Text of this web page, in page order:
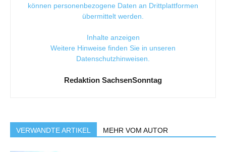
können personenbezogene Daten an Drittplattformen
übermittelt werden.
Inhalte anzeigen
Weitere Hinweise finden Sie in unseren
Datenschutzhinweisen.
Redaktion SachsenSonntag
VERWANDTE ARTIKEL MEHR VOM AUTOR